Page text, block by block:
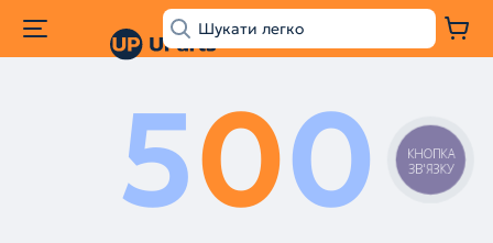
500
КНОПКА
ЗВ'ЯЗКУ